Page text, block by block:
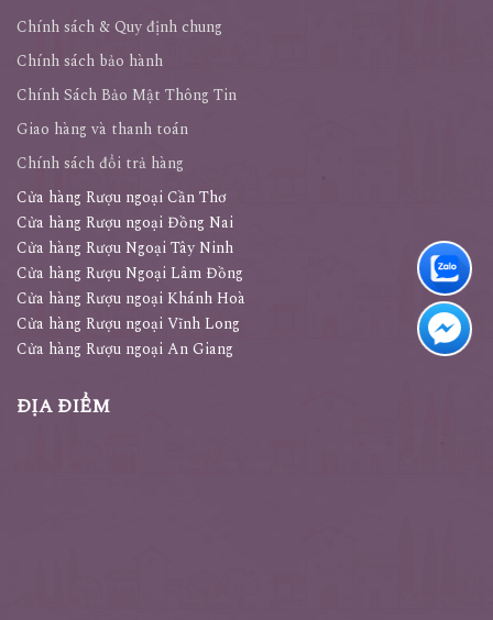
Chính sách & Quy định chung
Chính sách bảo hành
Chính Sách Bảo Mật Thông Tin
Giao hàng và thanh toán
Chính sách đổi trả hàng
Cửa hàng Rượu ngoại Cần Thơ
Cửa hàng Rượu ngoại Đồng Nai
Cửa hàng Rượu Ngoại Tây Ninh
Cửa hàng Rượu Ngoại Lâm Đồng
Cửa hàng Rượu ngoại Khánh Hoà
Cửa hàng Rượu ngoại Vĩnh Long
Cửa hàng Rượu ngoại An Giang
ĐỊA ĐIỂM